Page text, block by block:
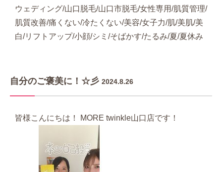
ウェディング/山口脱毛/山口市脱毛/女性専用/肌質管理/
肌質改善/痛くない/冷たくない/美容/女子力/肌/美肌/美
白/リフトアップ/小顔/シミ/そばかす/たるみ/夏/夏休み
自分のご褒美に！☆彡 2024.8.26
皆様こんにちは！ MORE twinkle山口店です！